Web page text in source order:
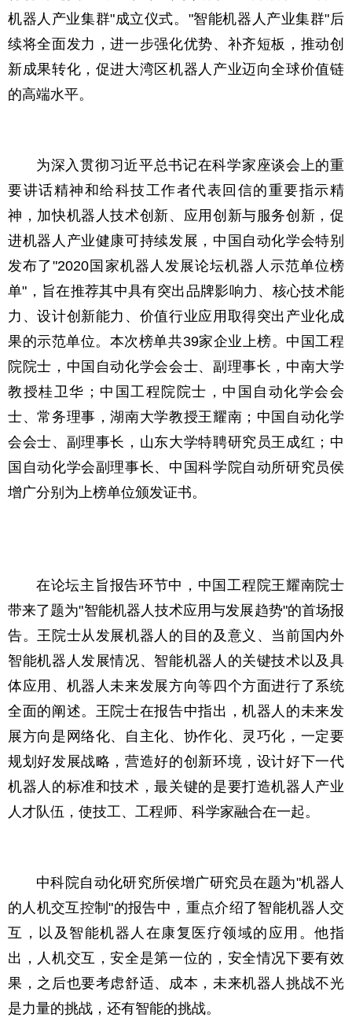
机器人产业集群"成立仪式。"智能机器人产业集群"后
续将全面发力，进一步强化优势、补齐短板，推动创
新成果转化，促进大湾区机器人产业迈向全球价值链
的高端水平。
为深入贯彻习近平总书记在科学家座谈会上的重
要讲话精神和给科技工作者代表回信的重要指示精
神，加快机器人技术创新、应用创新与服务创新，促
进机器人产业健康可持续发展，中国自动化学会特别
发布了"2020国家机器人发展论坛机器人示范单位榜
单"，旨在推荐其中具有突出品牌影响力、核心技术能
力、设计创新能力、价值行业应用取得突出产业化成
果的示范单位。本次榜单共39家企业上榜。中国工程
院院士，中国自动化学会会士、副理事长，中南大学
教授桂卫华；中国工程院院士，中国自动化学会会
士、常务理事，湖南大学教授王耀南；中国自动化学
会会士、副理事长，山东大学特聘研究员王成红；中
国自动化学会副理事长、中国科学院自动所研究员侯
增广分别为上榜单位颁发证书。
在论坛主旨报告环节中，中国工程院王耀南院士
带来了题为"智能机器人技术应用与发展趋势"的首场报
告。王院士从发展机器人的目的及意义、当前国内外
智能机器人发展情况、智能机器人的关键技术以及具
体应用、机器人未来发展方向等四个方面进行了系统
全面的阐述。王院士在报告中指出，机器人的未来发
展方向是网络化、自主化、协作化、灵巧化，一定要
规划好发展战略，营造好的创新环境，设计好下一代
机器人的标准和技术，最关键的是要打造机器人产业
人才队伍，使技工、工程师、科学家融合在一起。
中科院自动化研究所侯增广研究员在题为"机器人
的人机交互控制"的报告中，重点介绍了智能机器人交
互，以及智能机器人在康复医疗领域的应用。他指
出，人机交互，安全是第一位的，安全情况下要有效
果，之后也要考虑舒适、成本，未来机器人挑战不光
是力量的挑战，还有智能的挑战。